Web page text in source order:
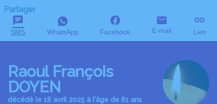
Partager
SMS WhatsApp Facebook E-mail Lien
Raoul François
DOYEN
décédé le 18 avril 2025 à l'âge de 81 ans